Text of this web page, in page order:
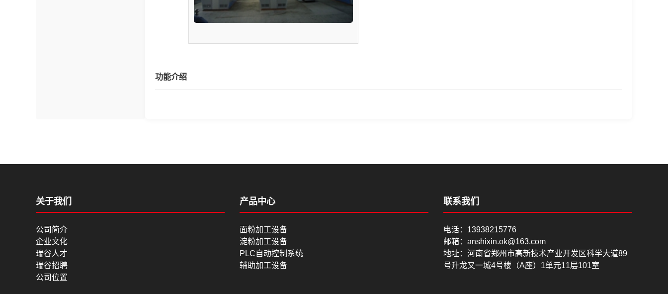
功能介绍
关于我们
公司简介
企业文化
瑞谷人才
瑞谷招聘
公司位置
产品中心
面粉加工设备
淀粉加工设备
PLC自动控制系统
辅助加工设备
联系我们
电话：13938215776
邮箱：anshixin.ok@163.com
地址：河南省郑州市高新技术产业开发区科学大道89
号升龙又一城4号楼（A座）1单元11层101室